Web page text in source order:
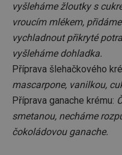
vyšleháme žloutky s
vroucím mlékem,
vychladnout přikryté
vyšleháme dohladka.
Příprava šlehačkového
mascarpone, vanilkou,
Příprava ganache krému:
smetanou, necháme
čokoládovou ganache.